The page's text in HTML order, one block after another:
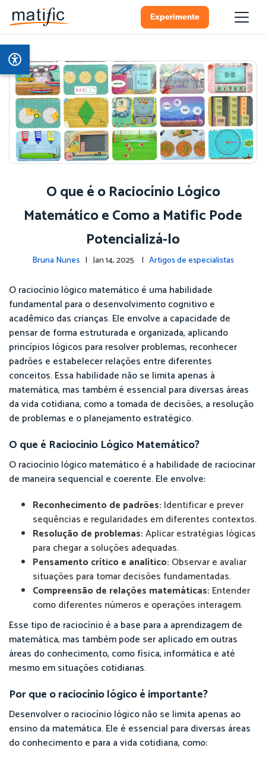
Experimente
O que é o Raciocínio Lógico
Matemático e Como a Matific Pode
Potencializá-lo
Bruna Nunes | Jan 14, 2025 | Artigos de especialistas
O raciocínio lógico matemático é uma habilidade
fundamental para o desenvolvimento cognitivo e
acadêmico das crianças. Ele envolve a capacidade de
pensar de forma estruturada e organizada, aplicando
princípios lógicos para resolver problemas, reconhecer
padrões e estabelecer relações entre diferentes
conceitos. Essa habilidade não se limita apenas à
matemática, mas também é essencial para diversas áreas
da vida cotidiana, como a tomada de decisões, a resolução
de problemas e o planejamento estratégico.
O que é Raciocínio Lógico Matemático?
O raciocínio lógico matemático é a habilidade de raciocinar
de maneira sequencial e coerente. Ele envolve:
Reconhecimento de padrões: Identificar e prever
sequências e regularidades em diferentes contextos.
Resolução de problemas:Aplicar estratégias lógicas
para chegar a soluções adequadas.
Pensamento crítico e analítico: Observar e avaliar
situações para tomar decisões fundamentadas.
Compreensão de relações matemáticas: Entender
como diferentes números e operações interagem.
Esse tipo de raciocínio é a base para a aprendizagem de
matemática, mas também pode ser aplicado em outras
áreas do conhecimento, como física, informática e até
mesmo em situações cotidianas.
Por que o raciocínio lógico é importante?
Desenvolver o raciocínio lógico não se limita apenas ao
ensino da matemática. Ele é essencial para diversas áreas
do conhecimento e para a vida cotidiana, como: